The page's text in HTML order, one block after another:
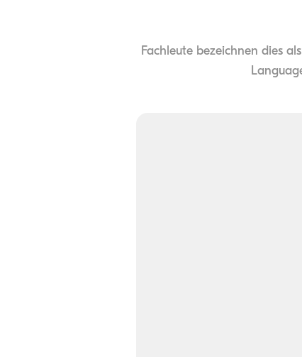
Fachleute bezeichnen dies